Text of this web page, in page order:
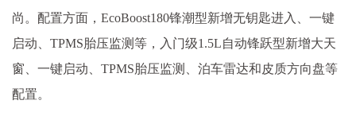
尚。配置方面，EcoBoost180锋潮型新增无钥匙进入、一键
启动、TPMS胎压监测等，入门级1.5L自动锋跃型新增大天
窗、一键启动、TPMS胎压监测、泊车雷达和皮质方向盘等
配置。